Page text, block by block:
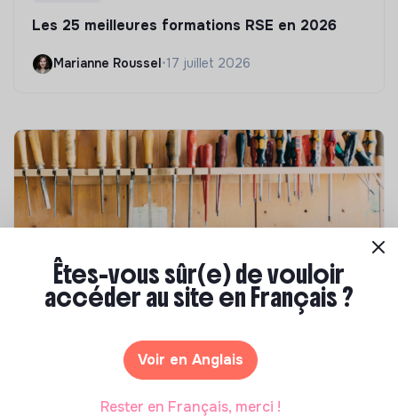
Les 25 meilleures formations RSE en 2026
Marianne Roussel •17 juillet 2026
Comment se former à la transition écologique
Marianne Roussel• 09 janvier 2024
Êtes-vous sûr(e) de vouloir
accéder au site en Français ?
Voir en Anglais
Rester en Français, merci !